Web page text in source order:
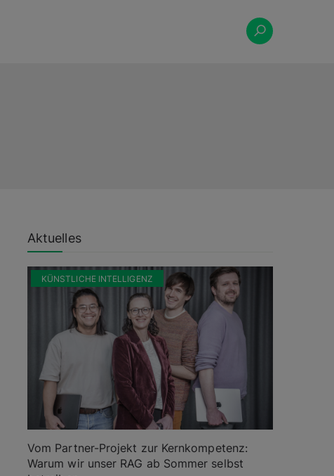
Aktuelles
KÜNSTLICHE INTELLIGENZ
Vom Partner-Projekt zur Kernkompetenz:
Warum wir unser RAG ab Sommer selbst